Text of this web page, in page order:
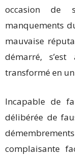
occasion de
manquements
mauvaise
démarré,
transformé en
Incapable de
délibérée de
complaisante